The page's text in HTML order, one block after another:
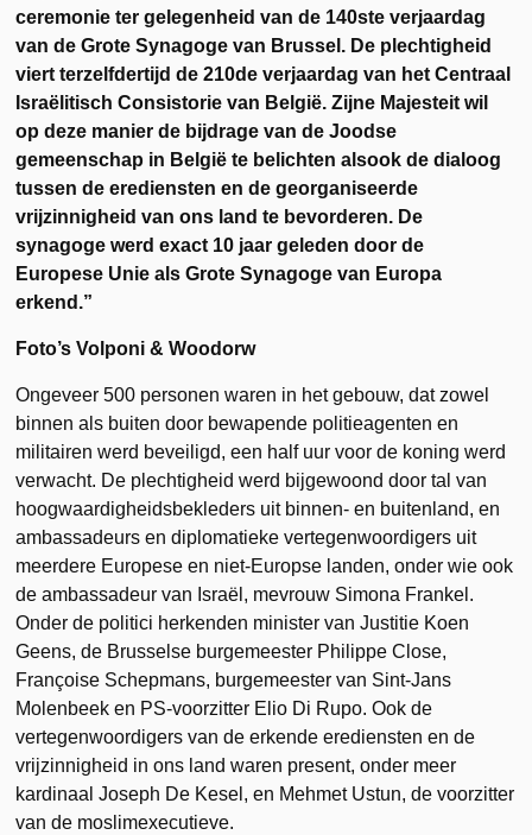
ceremonie ter gelegenheid van de 140ste verjaardag
van de Grote Synagoge van Brussel. De plechtigheid
viert terzelfdertijd de 210de verjaardag van het Centraal
Israëlitisch Consistorie van België. Zijne Majesteit wil
op deze manier de bijdrage van de Joodse
gemeenschap in België te belichten alsook de dialoog
tussen de erediensten en de georganiseerde
vrijzinnigheid van ons land te bevorderen. De
synagoge werd exact 10 jaar geleden door de
Europese Unie als Grote Synagoge van Europa
erkend.”
Foto’s Volponi & Woodorw
Ongeveer 500 personen waren in het gebouw, dat zowel
binnen als buiten door bewapende politieagenten en
militairen werd beveiligd, een half uur voor de koning werd
verwacht. De plechtigheid werd bijgewoond door tal van
hoogwaardigheidsbekleders uit binnen- en buitenland, en
ambassadeurs en diplomatieke vertegenwoordigers uit
meerdere Europese en niet-Europse landen, onder wie ook
de ambassadeur van Israël, mevrouw Simona Frankel.
Onder de politici herkenden minister van Justitie Koen
Geens, de Brusselse burgemeester Philippe Close,
Françoise Schepmans, burgemeester van Sint-Jans
Molenbeek en PS-voorzitter Elio Di Rupo. Ook de
vertegenwoordigers van de erkende erediensten en de
vrijzinnigheid in ons land waren present, onder meer
kardinaal Joseph De Kesel, en Mehmet Ustun, de voorzitter
van de moslimexecutieve.